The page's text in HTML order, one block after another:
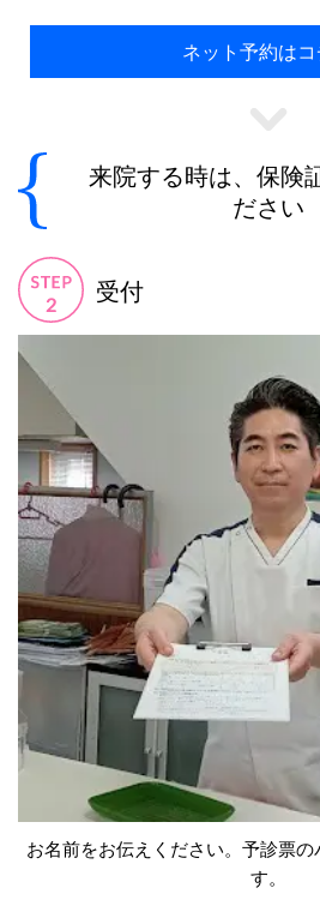
ネット予約はコ
来院する時は、保険
ださい
受付
お名前をお伝えください。予診票
す。